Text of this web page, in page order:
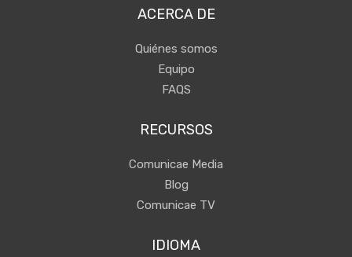
ACERCA DE
Quiénes somos
Equipo
FAQS
RECURSOS
Comunicae Media
Blog
Comunicae TV
IDIOMA